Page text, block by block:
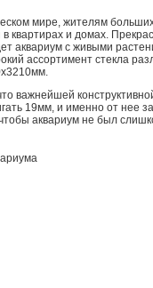
мире, жителям
квартирах и домах.
аквариум с живыми
ассортимент стекла
важнейшей
19мм, и именно от нее
аквариум не был